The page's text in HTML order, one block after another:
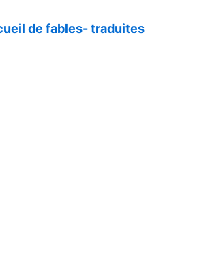
de fables- traduites